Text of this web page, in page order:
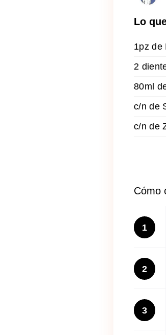
Lo
1pz de
2
80ml
c/n de
c/n de
Cómo
1
2
3